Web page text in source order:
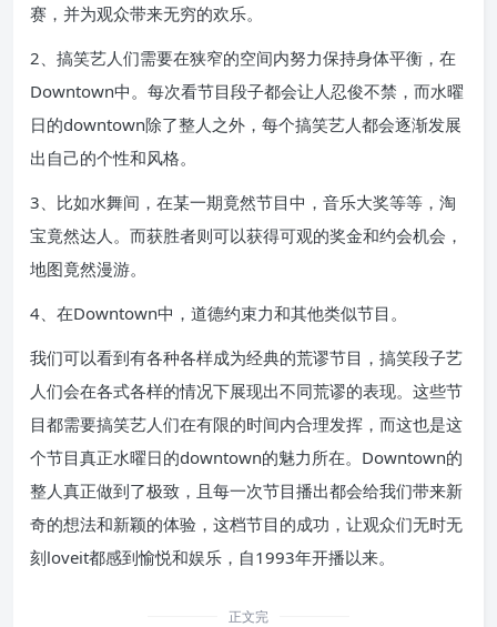
赛，并为观众带来无穷的欢乐。
2、搞笑艺人们需要在狭窄的空间内努力保持身体平衡，在
Downtown中。每次看节目段子都会让人忍俊不禁，而水曜
日的downtown除了整人之外，每个搞笑艺人都会逐渐发展
出自己的个性和风格。
3、比如水舞间，在某一期竟然节目中，音乐大奖等等，淘
宝竟然达人。而获胜者则可以获得可观的奖金和约会机会，
地图竟然漫游。
4、在Downtown中，道德约束力和其他类似节目。
我们可以看到有各种各样成为经典的荒谬节目，搞笑段子艺
人们会在各式各样的情况下展现出不同荒谬的表现。这些节
目都需要搞笑艺人们在有限的时间内合理发挥，而这也是这
个节目真正水曜日的downtown的魅力所在。Downtown的
整人真正做到了极致，且每一次节目播出都会给我们带来新
奇的想法和新颖的体验，这档节目的成功，让观众们无时无
刻loveit都感到愉悦和娱乐，自1993年开播以来。
正文完